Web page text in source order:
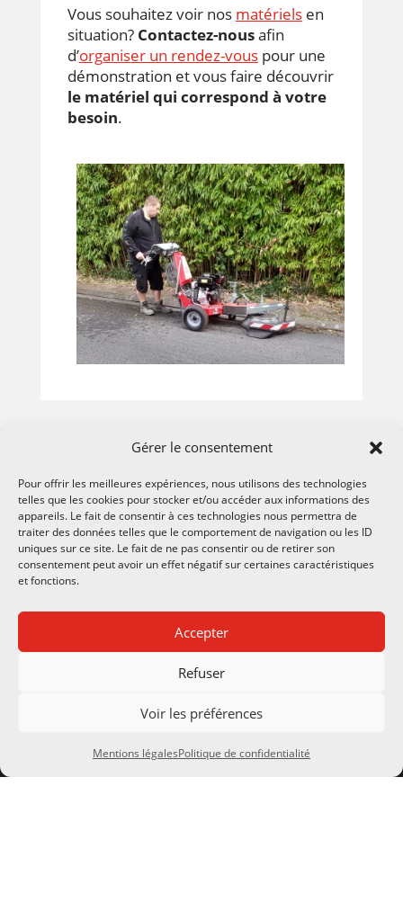
Gérer le consentement
Pour offrir les meilleures expériences, nous utilisons des technologies
telles que les cookies pour stocker et/ou accéder aux informations des
appareils. Le fait de consentir à ces technologies nous permettra de
traiter des données telles que le comportement de navigation ou les ID
uniques sur ce site. Le fait de ne pas consentir ou de retirer son
consentement peut avoir un effet négatif sur certaines caractéristiques
et fonctions.
Accepter
Refuser
Voir les préférences
Mentions légalesPolitique de confidentialité
Vous souhaitez voir nos matérielsen
situation? Contactez-nousafin
d’organiser un rendez-vouspour une
démonstration et vous faire découvrir
le matériel qui correspond à votre
besoin.
24290 Montignac Lascaux